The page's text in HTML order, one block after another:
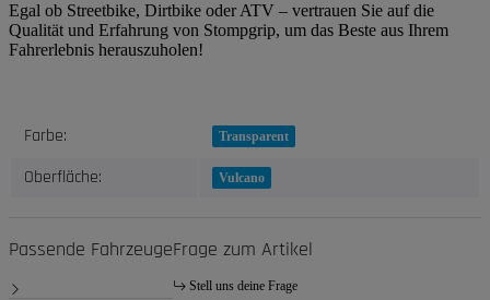
Egal ob Streetbike, Dirtbike oder ATV – vertrauen Sie auf die
Qualität und Erfahrung von Stompgrip, um das Beste aus Ihrem
Fahrerlebnis herauszuholen!
Produkteigenschaft
Wert
Farbe: Transparent
Oberfläche: Vulcano
Passende FahrzeugeFrage zum Artikel
Stell uns deine Frage